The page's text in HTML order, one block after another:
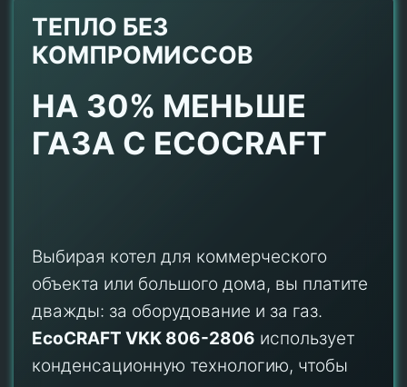
ТЕПЛО БЕЗ
КОМПРОМИССОВ
НА 30% МЕНЬШЕ
ГАЗА С ECOCRAFT
Выбирая котел для коммерческого
объекта или большого дома, вы платите
дважды: за оборудование и за газ.
EcoCRAFT VKK 806-2806 использует
конденсационную технологию, чтобы